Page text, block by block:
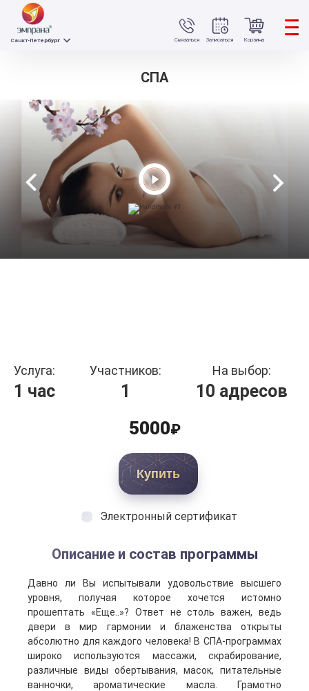
Связаться
Санкт-Петербург Записаться Корзина
СПА
Услуга:
1 час
Участников:
1
На выбор:
10 адресов
5000₽
Купить
Электронный сертификат
Описание и состав программы
Давно ли Вы испытывали удовольствие высшего
уровня, получая которое хочется истомно
прошептать «Еще..»? Ответ не столь важен, ведь
двери в мир гармонии и блаженства открыты
абсолютно для каждого человека! В СПА-программах
широко используются массажи, скрабирование,
различные виды обертывания, масок, питательные
ванночки, ароматические масла. Грамотно